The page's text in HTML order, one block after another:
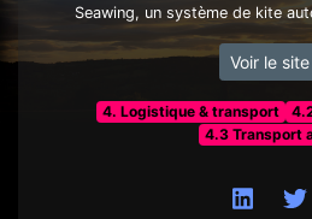
Seawing, un système de kite
Voir le site
4. Logistique & transport
4.3 Transport